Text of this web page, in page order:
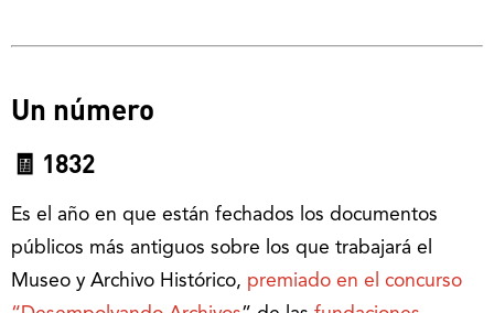
Un número
🧾 1832
Es el año en que están fechados los documentos
públicos más antiguos sobre los que trabajará el
Museo y Archivo Histórico, premiado en el concurso